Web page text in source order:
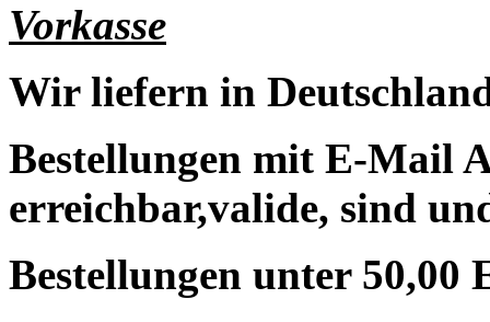
Vorkasse
Wir liefern in
Bestellungen mit E-Mail
erreichbar,valide, sind
Bestellungen unter 50,00